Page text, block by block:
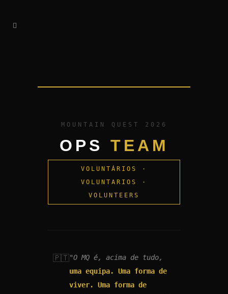
MOUNTAIN QUEST 2026
OPS TEAM
VOLUNTÁRIOS ·
VOLUNTARIOS ·
VOLUNTEERS
🇵🇹"O MQ é, acima de tudo,
uma equipa. Uma forma de
viver. Uma forma de